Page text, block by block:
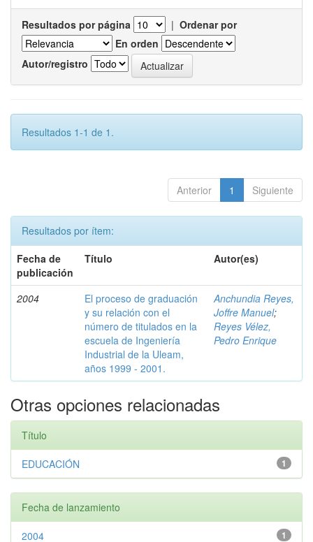
Resultados por página | Ordenar por
En orden
Autor/registro
Resultados 1-1 de 1.
Anterior 1 Siguiente
Resultados por ítem:
Fecha de
publicación
Título Autor(es)
2004
El proceso de graduación
y su relación con el
número de titulados en la
escuela de Ingeniería
Industrial de la Uleam,
años 1999 - 2001.
Anchundia Reyes,
Joffre Manuel;
Reyes Vélez,
Pedro Enrique
Otras opciones relacionadas
Título
1
EDUCACIÓN
Fecha de lanzamiento
1
2004